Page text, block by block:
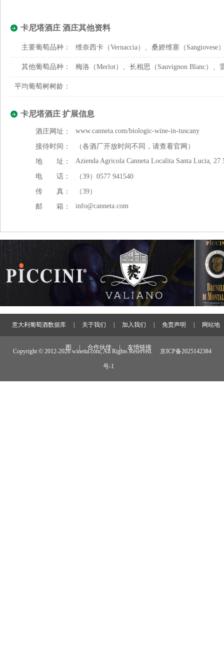
卡尼塔酒庄 酒庄其他资料
主要葡萄品种： 维奈西卡（Vernaccia）、桑娇维塞（Sangiovese
其他葡萄品种： 梅洛（Merlot）、长相思（Sauvignon Blanc）、
平均葡萄树树龄：
卡尼塔酒庄 扩展信息
酒庄网址： www.canneta.com/biologic-wine-in-tuscany
接待时间：
（各酒厂开放时间不同，请查看官网）
地 址：
Azienda Agricola Canneta Localita Santa Lucia,
电 话：
（39）0577 941540
传 真：
（39）
邮 箱：
info@canneta.com
意大利葡萄酒数据库 关于我们 加入我们 免责声明 网站地
图 合作伙伴 友情链接
Copyright © 2012-2026 wineita.com, All Rights Reserved. 京ICP备2025142384
号-1